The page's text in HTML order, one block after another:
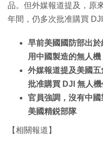
品。但外媒報道提及，原
年間，仍多次批准購買
早前美國國防部出
用中國製造的無人機
外媒報道提及美國
批准購買 DJI 無人
官員強調，沒有中
美國精鋭部隊
【相關報道】